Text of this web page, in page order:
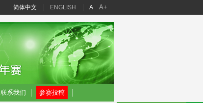
简体中文 ENGLISH A A+
联系我们 参赛投稿